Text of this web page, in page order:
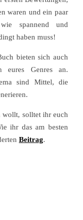
waren und ein paar
spannend und
haben muss!
bieten sich auch
eures Genres an.
sind Mittel, die
solltet ihr euch
ihr das am besten
Beitrag.